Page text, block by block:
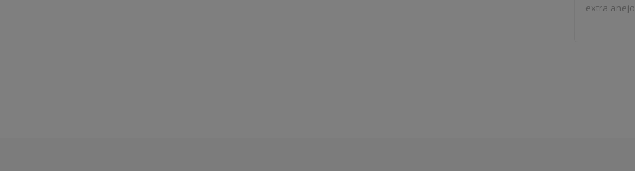
extra